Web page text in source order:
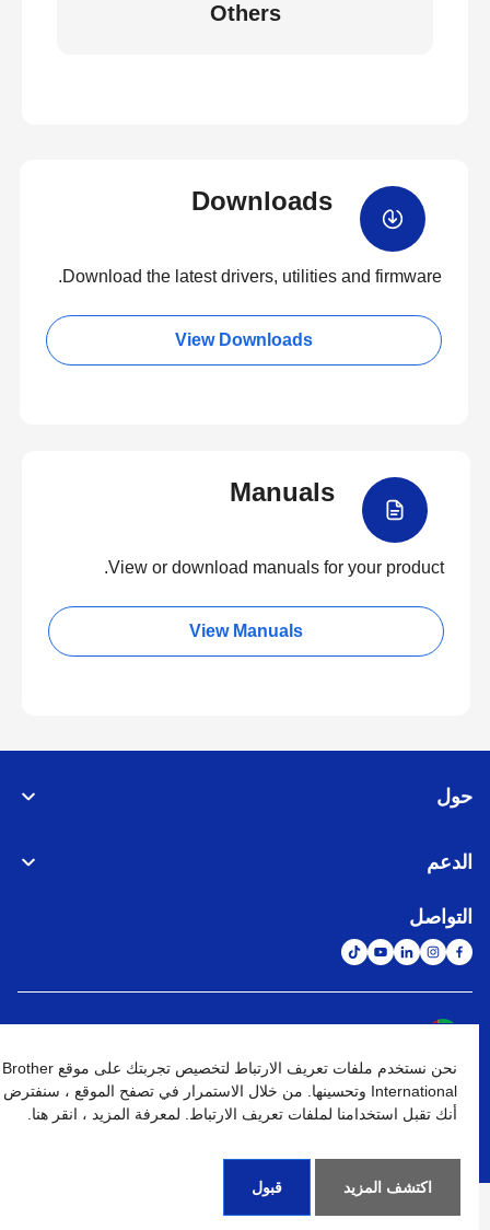
Others
Downloads
Download the latest drivers, utilities and firmware.
View Downloads
Manuals
View or download manuals for your product.
View Manuals
حول
الدعم
التواصل
نهج الخصوصية شروط الإستخدام خريطة الموقع الإنتقال إلى الموقع العالمي
نحن نستخدم ملفات تعريف الارتباط لتخصيص تجربتك على موقع Brother
International وتحسينها. من خلال الاستمرار في تصفح الموقع ، سنفترض
أنك تقبل استخدامنا لملفات تعريف الارتباط. لمعرفة المزيد ، انقر هنا.
اكتشف المزيد قبول